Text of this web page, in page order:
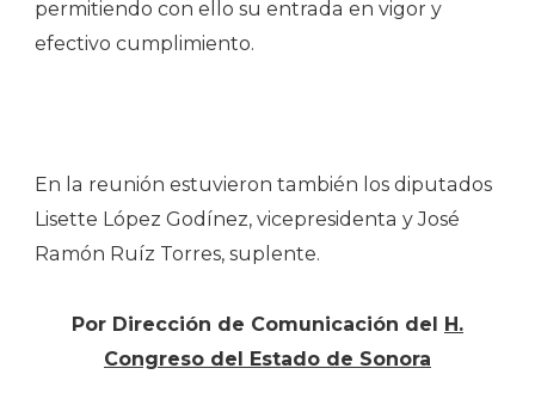
permitiendo con ello su entrada en vigor y
efectivo cumplimiento.
En la reunión estuvieron también los diputados
Lisette López Godínez, vicepresidenta y José
Ramón Ruíz Torres, suplente.
Por Dirección de Comunicación del H.
Congreso del Estado de Sonora